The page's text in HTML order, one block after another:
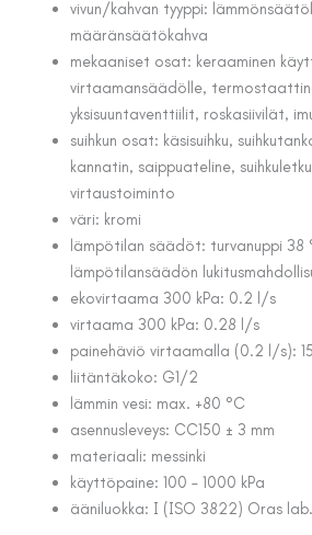
vivun/kahvan tyyppi:
määränsäätökahva
mekaaniset osat: keraaminen
virtaamansäädölle,
yksisuuntaventtiilit, roskasiivilät,
suihkun osat: käsisuihku,
kannatin, saippuateline,
virtaustoiminto
väri: kromi
lämpötilan säädöt: turvanuppi 38
lämpötilansäädön
ekovirtaama 300 kPa: 0.2 l/s
virtaama 300 kPa: 0.28 l/s
painehäviö virtaamalla (0.2 l/s):
liitäntäkoko: G1/2
lämmin vesi: max. +80 °C
asennusleveys: CC150 ± 3 mm
materiaali: messinki
käyttöpaine: 100 – 1000 kPa
ääniluokka: I (ISO 3822) Oras lab.